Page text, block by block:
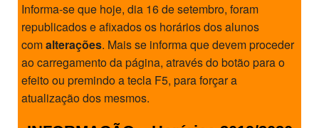
Informa-se que hoje, dia 16 de setembro, foram
republicados e afixados os horários dos alunos
comalterações. Mais se informa que devem proceder
ao carregamento da página, através do botão para o
efeito ou premindo a tecla F5, para forçar a
atualização dos mesmos.